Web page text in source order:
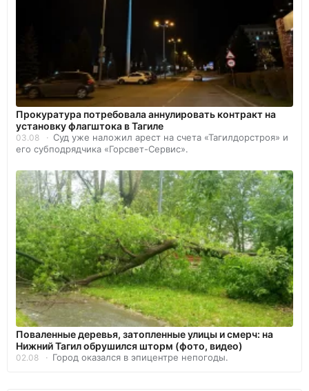
Прокуратура потребовала аннулировать контракт на
установку флагштока в Тагиле
03.08
Суд уже наложил арест на счета «Тагилдорстроя» и
его субподрядчика «Горсвет-Сервис».
Поваленные деревья, затопленные улицы и смерч: на
Нижний Тагил обрушился шторм (фото, видео)
02.08 Город оказался в эпицентре непогоды.